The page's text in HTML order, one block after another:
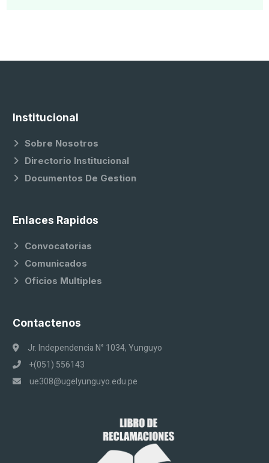
Institucional
Sobre Nosotros
Directorio Institucional
Documentos De Gestion
Enlaces Rapidos
Convocatorias
Comunicados
Oficios Multiples
Contactenos
Jr. Independencia N° 1034, Yunguyo
+(051) 556143
ue308@ugelyunguyo.edu.pe